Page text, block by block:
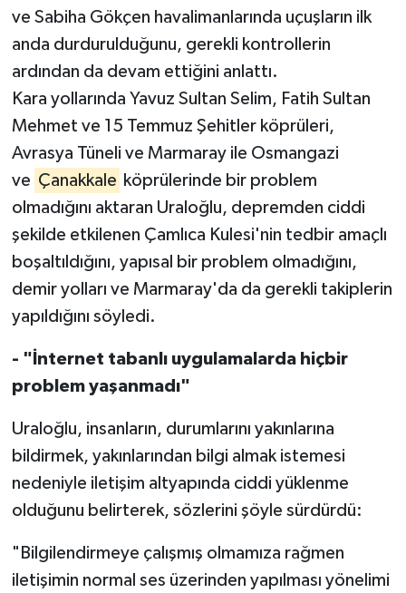
ve Sabiha Gökçen havalimanlarında uçuşların ilk
anda durdurulduğunu, gerekli kontrollerin
ardından da devam ettiğini anlattı.
Kara yollarında Yavuz Sultan Selim, Fatih Sultan
Mehmet ve 15 Temmuz Şehitler köprüleri,
Avrasya Tüneli ve Marmaray ile Osmangazi
ve Çanakkale köprülerinde bir problem
olmadığını aktaran Uraloğlu, depremden ciddi
şekilde etkilenen Çamlıca Kulesi'nin tedbir amaçlı
boşaltıldığını, yapısal bir problem olmadığını,
demir yolları ve Marmaray'da da gerekli takiplerin
yapıldığını söyledi.
- "İnternet tabanlı uygulamalarda hiçbir
problem yaşanmadı"
Uraloğlu, insanların, durumlarını yakınlarına
bildirmek, yakınlarından bilgi almak istemesi
nedeniyle iletişim altyapında ciddi yüklenme
olduğunu belirterek, sözlerini şöyle sürdürdü:
"Bilgilendirmeye çalışmış olmamıza rağmen
iletişimin normal ses üzerinden yapılması yönelimi